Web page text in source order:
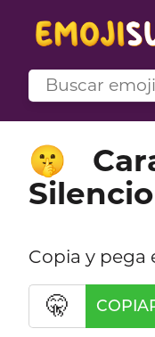
🤫
Silencio
Copia y pega
🤫